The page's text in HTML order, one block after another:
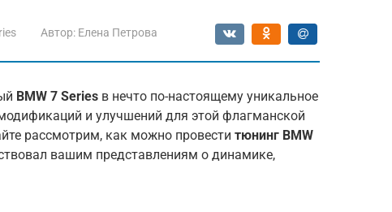
Автор: Елена Петрова
BMW 7 Series в нечто по-настоящему уникальное
и улучшений для этой флагманской
рассмотрим, как можно провести тюнинг BMW
вашим представлениям о динамике,